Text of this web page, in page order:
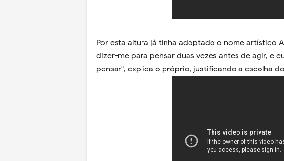
Por esta altura já tinha adoptado o nome artístico
dizer-me para pensar duas vezes antes de agir, e
pensar", explica o próprio, justificando a escolha